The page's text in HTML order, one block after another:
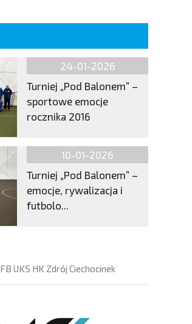
24-01-2026
Turniej „Pod Balonem” –
sportowe emocje
rocznika 2016
10-01-2026
Turniej „Pod Balonem” –
emocje, rywalizacja i
futbolo...
FB UKS HK Zdrój Ciechocinek